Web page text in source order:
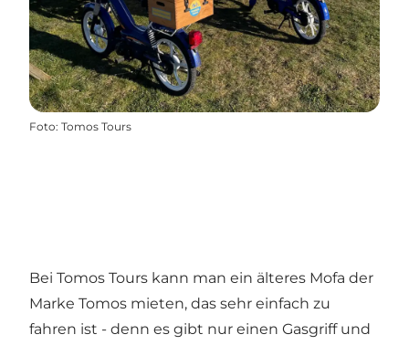
Foto: Tomos Tours
Bei Tomos Tours kann man ein älteres Mofa der
Marke Tomos mieten, das sehr einfach zu
fahren ist - denn es gibt nur einen Gasgriff und